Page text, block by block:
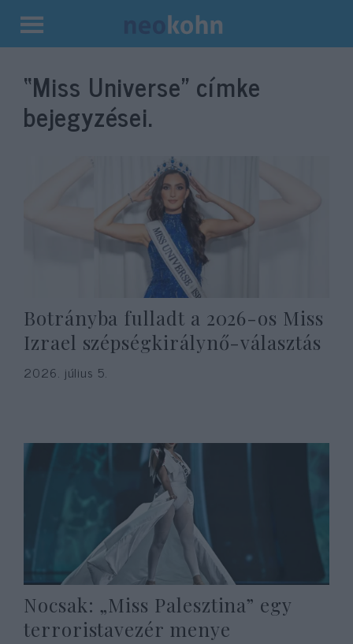
Kilépés
tartalomba
“Miss Universe” címke
bejegyzései.
Botrányba fulladt a 2026-os Miss
Izrael szépségkirálynő-választás
2026. július 5.
Nocsak: „Miss Palesztina” egy
terroristavezér menye